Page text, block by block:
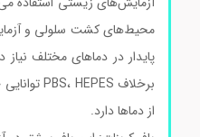
پایدار در دماهای مختلف نیاز
از دماها دارد.